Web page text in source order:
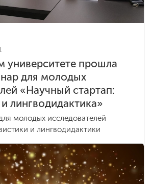
университете прошла
для молодых
«Научный стартап:
лингводидактика»
молодых исследователей
и лингводидактики